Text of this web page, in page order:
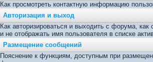
Как просмотреть контактную информацию
Авторизация и выход
Как авторизироваться и выходить с форума, как
и не отображать имя пользователя в списке
Размещение сообщений
Пояснение к функциям, доступным при